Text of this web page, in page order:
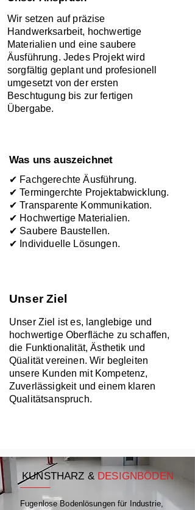
Wir setzen auf präzise
Handwerksarbeit, hochwertige
Materialien und eine saubere
Äusführung. Jedes Projekt wird
sorgfältig geplant und profesionell
umgesetzt von der ersten
Beschtugung bis zur fertigen
Übergabe.
Was uns auszeichnet
✔ FachgerechteÄusführung.
✔ Termingerchte Projektabwicklung.
✔ Transparente Kommunikation.
✔ Hochwertige Materialien.
✔ Saubere Baustellen.
✔ Individuelle Lösungen.
Unser Ziel
Unser Ziel ist es, langlebige und
hochwertige Oberfläche zu schaffen,
die Funktionalität,Ästhetik und
Qüalität vereinen. Wir begleiten
unsere Kunden mit Kompetenz,
Zuverlässigkeit und einem klaren
Qualitätsanspruch.
Fugenlose Bodenlösungen für Industrie,
KUNSTHARZ & DESIGNBÖDEN